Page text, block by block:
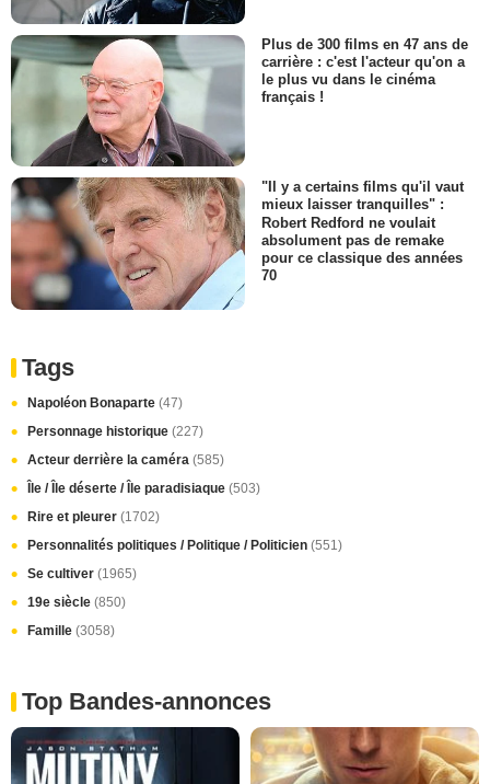
Plus de 300 films en 47 ans de
carrière : c'est l'acteur qu'on a
le plus vu dans le cinéma
français !
"Il y a certains films qu'il vaut
mieux laisser tranquilles" :
Robert Redford ne voulait
absolument pas de remake
pour ce classique des années
70
Tags
Napoléon Bonaparte (47)
Personnage historique (227)
Acteur derrière la caméra (585)
Île / Île déserte / Île paradisiaque (503)
Rire et pleurer (1702)
Personnalités politiques / Politique / Politicien (551)
Se cultiver (1965)
19e siècle (850)
Famille (3058)
Top Bandes-annonces